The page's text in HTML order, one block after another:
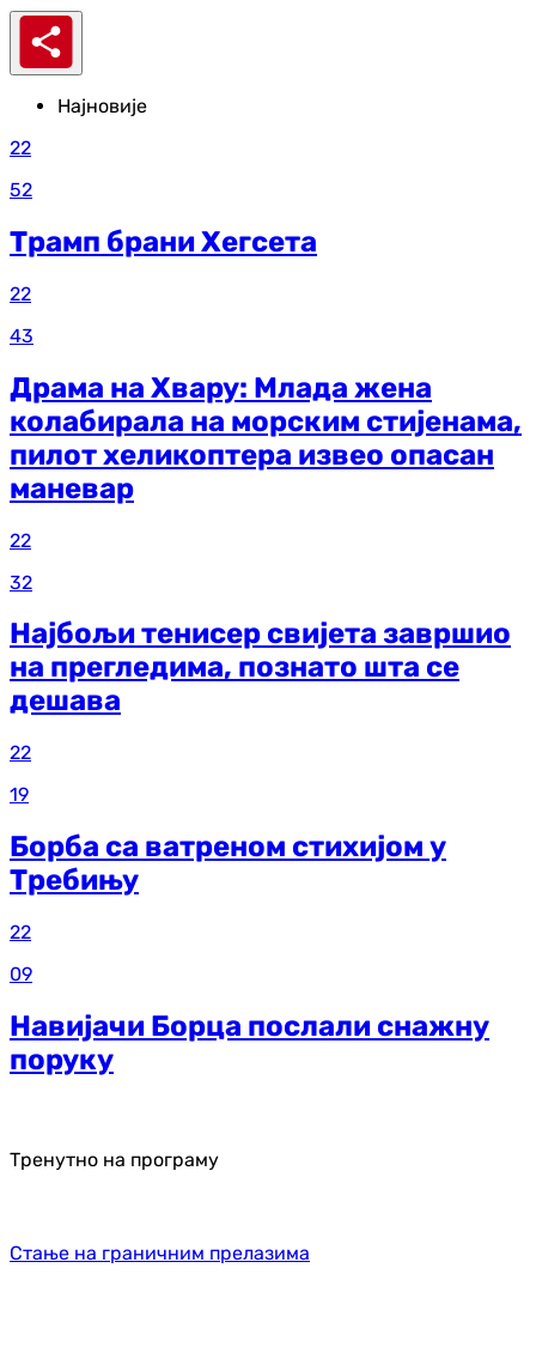
Најновије
22
52
Трамп брани Хегсета
22
43
Драма на Хвару: Млада жена
колабирала на морским стијенама,
пилот хеликоптера извео опасан
маневар
22
32
Најбољи тенисер свијета завршио
на прегледима, познато шта се
дешава
22
19
Борба са ватреном стихијом у
Требињу
22
09
Навијачи Борца послали снажну
поруку
Тренутно на програму
Стање на граничним прелазима